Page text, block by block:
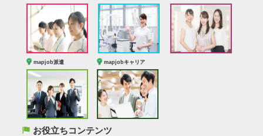
mapjob派遣 mapjobキャリア
( お役立ちコンテンツ